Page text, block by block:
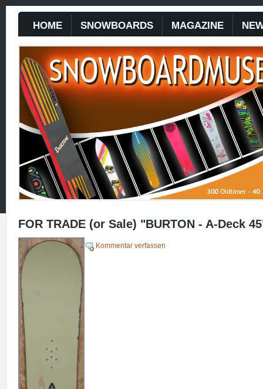
HOME SNOWBOARDS MAGAZINE
FOR TRADE (or Sale) "BURTON - A-Deck
Kommentar verfassen